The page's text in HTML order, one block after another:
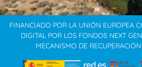
FINANCIADO POR LA UNIÓN EUROPEA
DIGITAL POR LOS FONDOS NEXT
MECANISMO DE